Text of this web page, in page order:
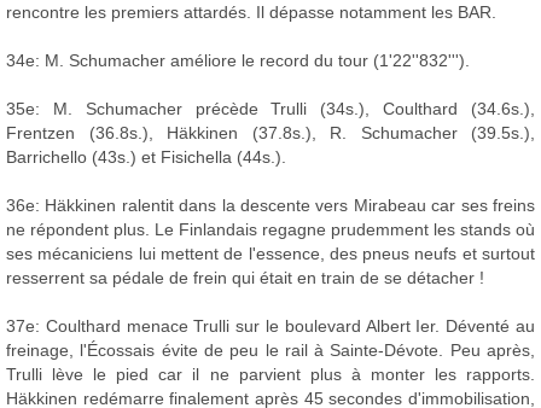
rencontre les premiers attardés. Il dépasse notamment les BAR.
34e: M. Schumacher améliore le record du tour (1'22''832''').
35e: M. Schumacher précède Trulli (34s.), Coulthard (34.6s.),
Frentzen (36.8s.), Häkkinen (37.8s.), R. Schumacher (39.5s.),
Barrichello (43s.) et Fisichella (44s.).
36e: Häkkinen ralentit dans la descente vers Mirabeau car ses freins
ne répondent plus. Le Finlandais regagne prudemment les stands où
ses mécaniciens lui mettent de l'essence, des pneus neufs et surtout
resserrent sa pédale de frein qui était en train de se détacher !
37e: Coulthard menace Trulli sur le boulevard Albert Ier. Déventé au
freinage, l'Écossais évite de peu le rail à Sainte-Dévote. Peu après,
Trulli lève le pied car il ne parvient plus à monter les rapports.
Häkkinen redémarre finalement après 45 secondes d'immobilisation,